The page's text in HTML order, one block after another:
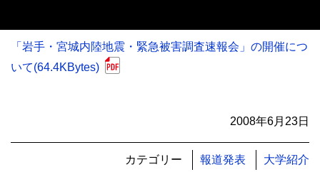
「岩手・宮城内陸地震・緊急被害調査速報会」の開催につ
いて(64.4KBytes)
2008年6月23日
カテゴリー 報道発表 大学紹介